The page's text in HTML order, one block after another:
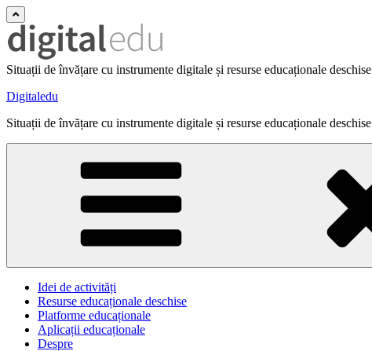
Situații de învățare cu instrumente digitale și resurse educaționale deschise
Digitaledu
Situații de învățare cu instrumente digitale și resurse educaționale deschise
Idei de activități
Resurse educaționale deschise
Platforme educaționale
Aplicații educaționale
Despre